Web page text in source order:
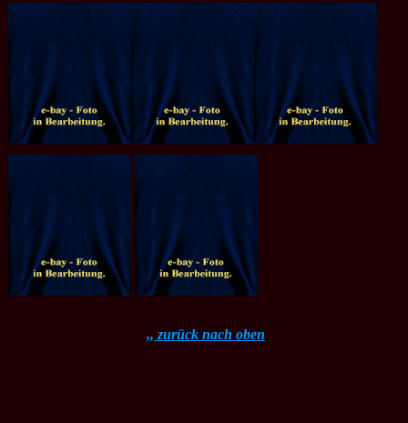
,, zurück nach oben